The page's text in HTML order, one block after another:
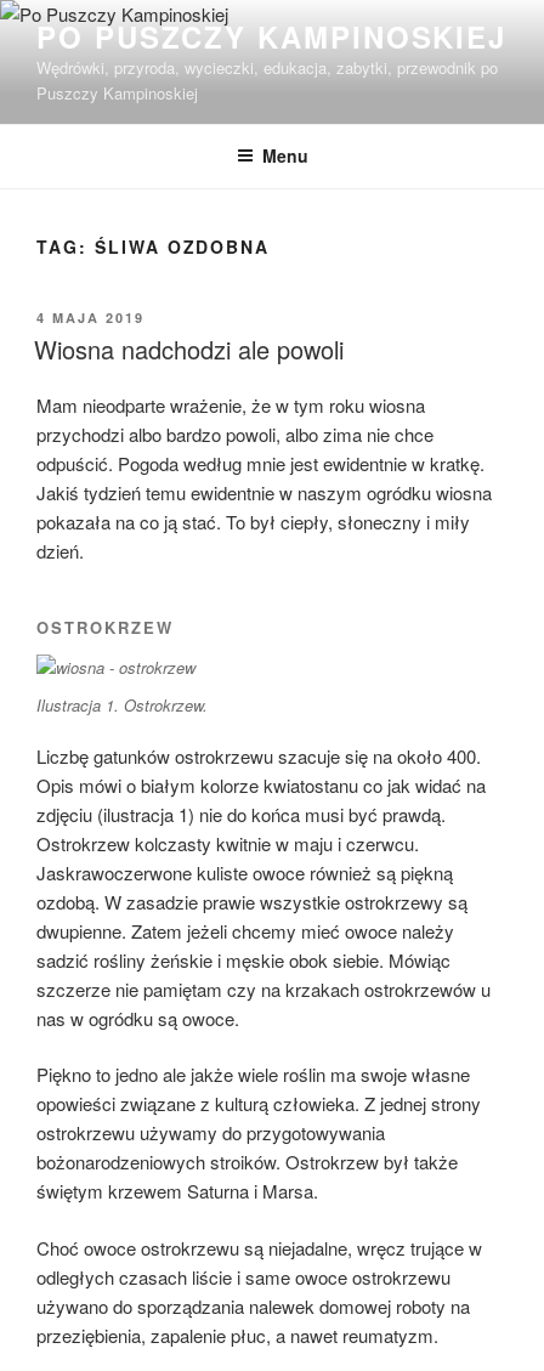
Przejdź
treści
PO PUSZCZY KAMPINOSKIEJ
Wędrówki, przyroda, wycieczki, edukacja, zabytki, przewodnik po
Puszczy Kampinoskiej
Menu
TAG: ŚLIWA OZDOBNA
OPUBLIKOWANE
W
4 MAJA 2019
Wiosna nadchodzi ale powoli
Mam nieodparte wrażenie, że w tym roku wiosna
przychodzi albo bardzo powoli, albo zima nie chce
odpuścić. Pogoda według mnie jest ewidentnie w kratkę.
Jakiś tydzień temu ewidentnie w naszym ogródku wiosna
pokazała na co ją stać. To był ciepły, słoneczny i miły
dzień.
OSTROKRZEW
Ilustracja 1. Ostrokrzew.
Liczbę gatunków ostrokrzewu szacuje się na około 400.
Opis mówi o białym kolorze kwiatostanu co jak widać na
zdjęciu (ilustracja 1) nie do końca musi być prawdą.
Ostrokrzew kolczasty kwitnie w maju i czerwcu.
Jaskrawoczerwone kuliste owoce również są piękną
ozdobą. W zasadzie prawie wszystkie ostrokrzewy są
dwupienne. Zatem jeżeli chcemy mieć owoce należy
sadzić rośliny żeńskie i męskie obok siebie. Mówiąc
szczerze nie pamiętam czy na krzakach ostrokrzewów u
nas w ogródku są owoce.
Piękno to jedno ale jakże wiele roślin ma swoje własne
opowieści związane z kulturą człowieka. Z jednej strony
ostrokrzewu używamy do przygotowywania
bożonarodzeniowych stroików. Ostrokrzew był także
świętym krzewem Saturna i Marsa.
Choć owoce ostrokrzewu są niejadalne, wręcz trujące w
odległych czasach liście i same owoce ostrokrzewu
używano do sporządzania nalewek domowej roboty na
przeziębienia, zapalenie płuc, a nawet reumatyzm.